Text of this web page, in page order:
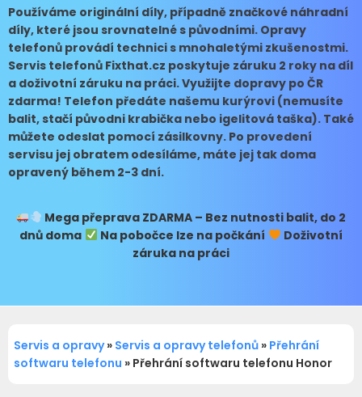
Používáme originální díly, případně značkové náhradní
díly, které jsou srovnatelné s původními. Opravy
telefonů provádí technici s mnohaletými zkušenostmi.
Servis telefonů Fixthat.cz poskytuje záruku 2 roky na díl
a doživotní záruku na práci. Využijte dopravy po ČR
zdarma! Telefon předáte našemu kurýrovi (nemusíte
balit, stačí původni krabička nebo igelitová taška). Také
můžete odeslat pomocí zásilkovny. Po provedení
servisu jej obratem odesíláme, máte jej tak doma
opravený během 2-3 dní.
Mega přepravaZDARMA – Bez nutnosti balit, do 2
dnů doma
Na pobočce lze na počkání
Doživotní
záruka na práci
Servis a opravy» Servis a opravy telefonů » Přehrání
softwaru telefonu » Přehrání softwaru telefonu Honor